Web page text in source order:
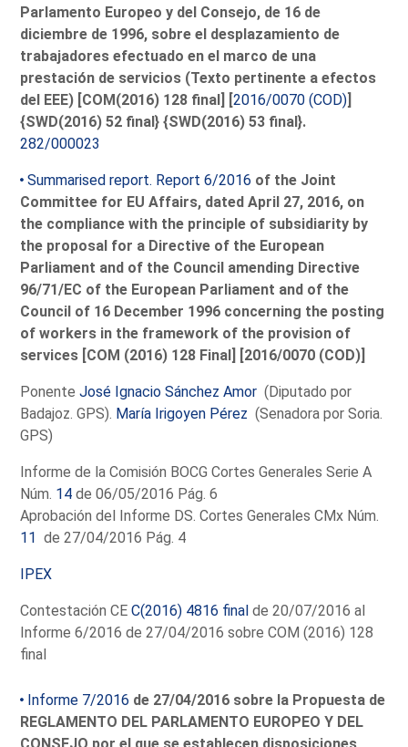
Parlamento Europeo y del Consejo, de 16 de
diciembre de 1996, sobre el desplazamiento de
trabajadores efectuado en el marco de una
prestación de servicios (Texto pertinente a efectos
del EEE) [COM(2016) 128 final] [2016/0070 (COD)]
{SWD(2016) 52 final} {SWD(2016) 53 final}.
282/000023
Summarised report. Report 6/2016 of the Joint
Committee for EU Affairs, dated April 27, 2016, on
the compliance with the principle of subsidiarity by
the proposal for a Directive of the European
Parliament and of the Council amending Directive
96/71/EC of the European Parliament and of the
Council of 16 December 1996 concerning the posting
of workers in the framework of the provision of
services [COM (2016) 128 Final] [2016/0070 (COD)]
PonenteJosé Ignacio Sánchez Amor (Diputado por
Badajoz. GPS). María Irigoyen Pérez (Senadora por Soria.
GPS)
Informe de la Comisión BOCG Cortes Generales Serie A
Núm. 14 de 06/05/2016 Pág. 6
Aprobación del Informe DS. Cortes Generales CMx Núm.
11 de 27/04/2016 Pág. 4
IPEX
Contestación CEC(2016) 4816 final de 20/07/2016 al
Informe 6/2016 de 27/04/2016 sobre COM (2016) 128
final
Informe 7/2016 de 27/04/2016 sobre la Propuesta de
REGLAMENTO DEL PARLAMENTO EUROPEO Y DEL
CONSEJO por el que se establecen disposiciones